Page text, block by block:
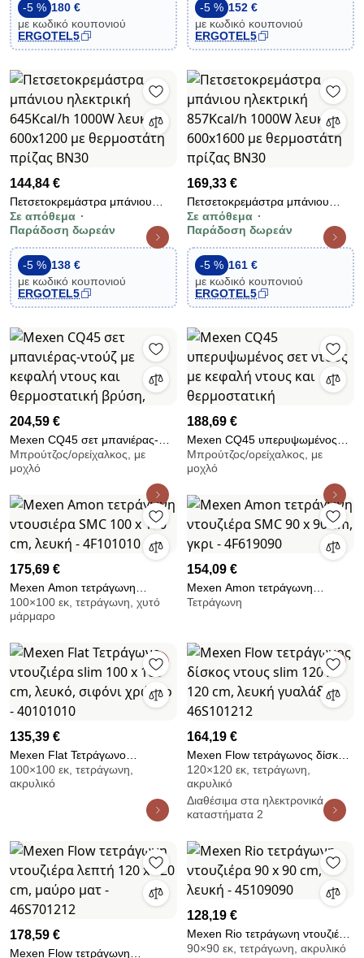
-5 % 180 €
με κωδικό κουπονιού
ERGOTEL5
-5 % 152 €
με κωδικό κουπονιού
ERGOTEL5
144,84 €
Πετσετοκρεμάστρα μπάνιου
ηλεκτρική 645Kcal/h 1000W
λευκό 600x1200 με θερμοστάτη
πρίζας BN30
Σε απόθεμα
Παράδοση δωρεάν
-5 % 138 €
με κωδικό κουπονιού
ERGOTEL5
169,33 €
Πετσετοκρεμάστρα μπάνιου
ηλεκτρική 857Kcal/h 1000W
λευκή 600x1600 με θερμοστάτη
πρίζας BN30
Σε απόθεμα
Παράδοση δωρεάν
-5 % 161 €
με κωδικό κουπονιού
ERGOTEL5
204,59 €
Mexen CQ45 σετ μπανιέρας-
ντούζ με κεφαλή ντους και
θερμοστατική βρύση,
Μπρούτζος/ορείχαλκος, με
μοχλό
188,69 €
Mexen CQ45 υπερυψωμένος
σετ ντους με κεφαλή ντους και
θερμοστατική
Μπρούτζος/ορείχαλκος, με
μοχλό
175,69 €
Mexen Amon τετράγωνη
ντουσιέρα SMC 100 x 100 cm,
λευκή - 4F101010
100×100 εκ, τετράγωνη, χυτό
μάρμαρο
154,09 €
Mexen Amon τετράγωνη
ντουζιέρα SMC 90 x 90 cm, γκρι
Τετράγωνη
135,39 €
Mexen Flat Τετράγωνο
ντουζιέρα slim 100 x 100 cm,
λευκό, σιφόνι χρώμιο -
100×100 εκ, τετράγωνη,
ακρυλικό
164,19 €
Mexen Flow τετράγωνος δίσκος
ντους slim 120 x 120 cm, λευκή
γυαλάδα - 46S101212
120×120 εκ, τετράγωνη,
ακρυλικό
Διαθέσιμα στα ηλεκτρονικά
καταστήματα 2
178,59 €
Mexen Flow τετράγωνη
128,19 €
Mexen Rio τετράγωνη ντουζιέρα
90 x 90 cm, λευκή - 45109090
90×90 εκ, τετράγωνη, ακρυλικό